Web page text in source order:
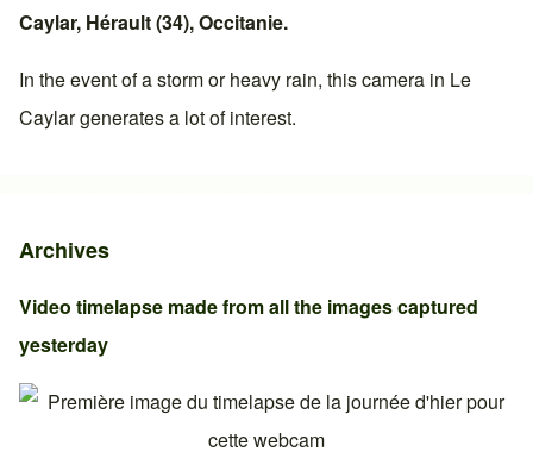
Caylar, Hérault (34),Occitanie.
In the event of a storm or heavy rain, this camera in Le
Caylargenerates a lot of interest.
Archives
Video timelapse made from all the images captured
yesterday